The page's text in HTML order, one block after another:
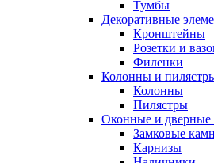
Тумбы
Декоративные
Кронштейны
Розетки и
Филенки
Колонны и
Колонны
Пилястры
Оконные и дверные
Замковые
Карнизы